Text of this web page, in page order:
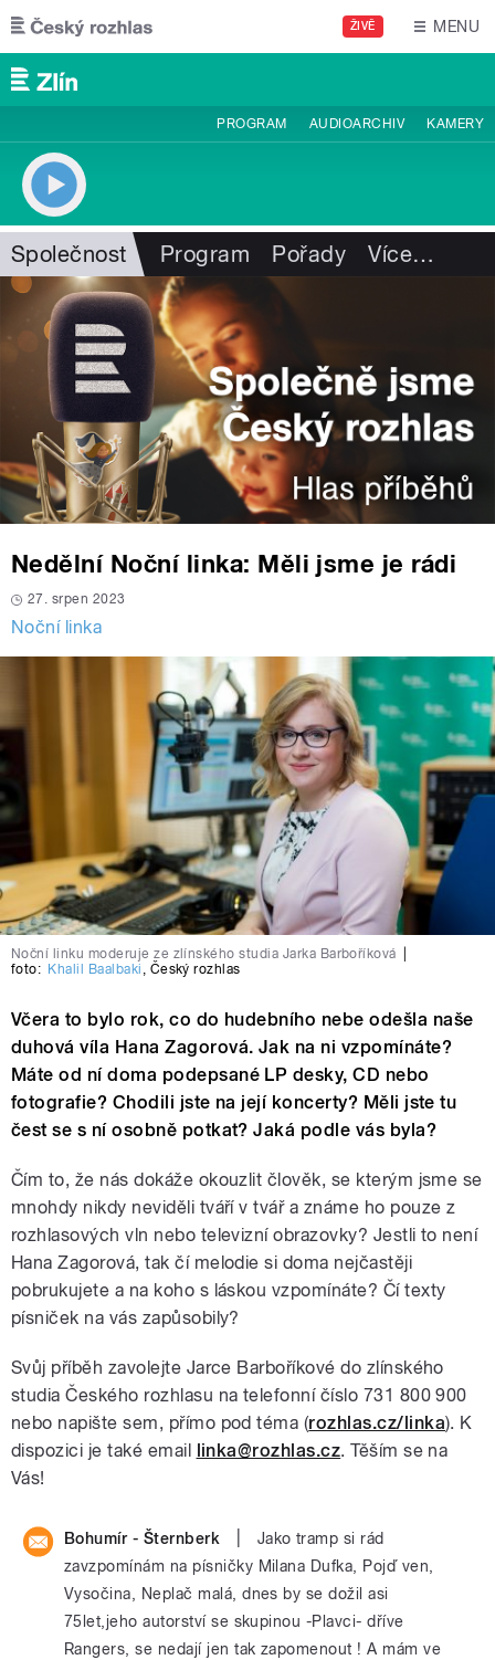
Přejít k hlavnímu obsahu
ŽIVĚ MENU
PROGRAM AUDIOARCHIV KAMERY
Společnost Program Pořady Více…
Nedělní Noční linka: Měli jsme je rádi
27. srpen 2023
Noční linka
Noční linku moderuje ze zlínského studia Jarka Barboříková
foto: Khalil Baalbaki , Český rozhlas
Včera to bylo rok, co do hudebního nebe odešla naše
duhová víla Hana Zagorová. Jak na ni vzpomínáte?
Máte od ní doma podepsané LP desky, CD nebo
fotografie? Chodili jste na její koncerty? Měli jste tu
čest se s ní osobně potkat? Jaká podle vás byla?
Čím to, že nás dokáže okouzlit člověk, se kterým jsme se
mnohdy nikdy neviděli tváří v tvář a známe ho pouze z
rozhlasových vln nebo televizní obrazovky? Jestli to není
Hana Zagorová, tak čí melodie si doma nejčastěji
pobrukujete a na koho s láskou vzpomínáte? Čí texty
písniček na vás zapůsobily?
Svůj příběh zavolejte Jarce Barboříkové do zlínského
studia Českého rozhlasu na telefonní číslo 731 800 900
nebo napište sem, přímo pod téma (rozhlas.cz/linka). K
dispozici je také email linka@rozhlas.cz. Těším se na
Vás!
Bohumír - Šternberk
Jako tramp si rád
zavzpomínám na písničky Milana Dufka, Pojď ven,
Vysočina, Neplač malá, dnes by se dožil asi
75let,jeho autorství se skupinou -Plavci- dříve
Rangers, se nedají jen tak zapomenout ! A mám ve